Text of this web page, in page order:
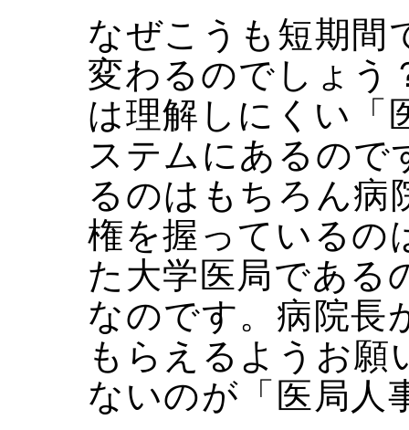
なぜこうも短期間
変わるのでしょう
は理解しにくい「
ステムにあるので
るのはもちろん病
権を握っているの
た大学医局である
なのです。病院長
もらえるようお願
ないのが「医局人